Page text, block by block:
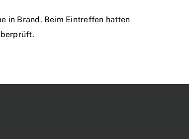
in Brand. Beim Eintreffen hatten